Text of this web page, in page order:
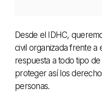
Desde el IDHC,
civil organizada frente a
respuesta a todo tipo
proteger así los
personas.